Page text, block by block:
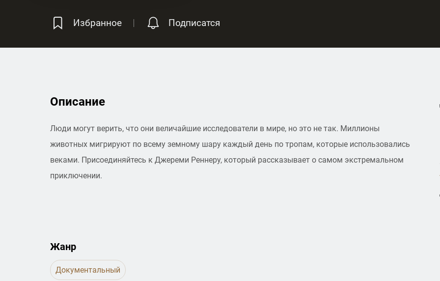
Избранное Подписатся
Описание
Люди могут верить, что они величайшие исследователи в мире, но это не так. Миллионы
животных мигрируют по всему земному шару каждый день по тропам, которые использовались
веками. Присоединяйтесь к Джереми Реннеру, который рассказывает о самом экстремальном
приключении.
Жанр
Документальный